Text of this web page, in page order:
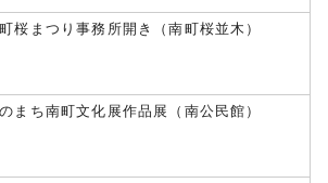
桜まつり事務所開き（南町桜並木）
まち南町文化展作品展（南公民館）